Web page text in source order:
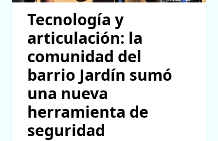
Tecnología y
articulación: la
comunidad del
barrio Jardín sumó
una nueva
herramienta de
seguridad